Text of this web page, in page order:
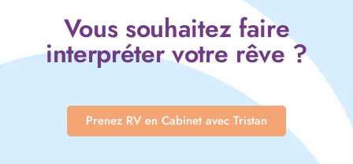
Vous souhaitez faire
interpréter votre rêve ?
Prenez RV en Cabinet avec Tristan